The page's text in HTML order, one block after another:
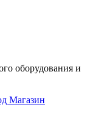
оборудования и